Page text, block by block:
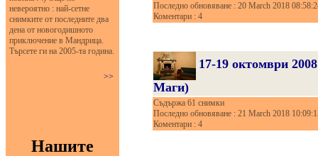
невероятно : най-сетне
снимките от последните два
дена от новогодишното
приключение в Мандрица.
Търсете ги на 2005-та година.
>>
Нашите
Последно обновяване : 20 March 2018
Коментари : 4
17-19 октомври
Маги)
Съдържа 61 снимки
Последно обновяване : 21 March 2018
Коментари : 4